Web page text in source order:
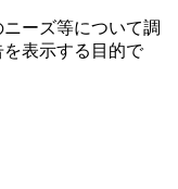
ーズ等について調
表⽰する⽬的で